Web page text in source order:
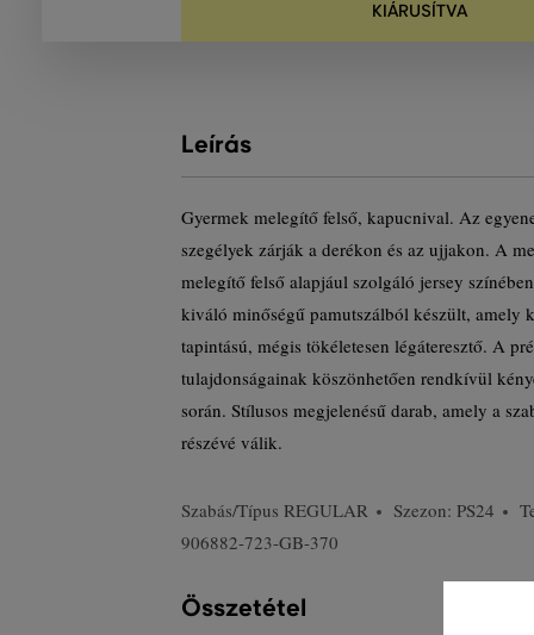
KIÁRUSÍTVA
Leírás
Gyermek melegítő felső, kapucnival. Az
szegélyek zárják a derékon és az ujjakon. A
melegítő felső alapjául szolgáló jersey
kiváló minőségű pamutszálból készült, amely
tapintású, mégis tökéletesen légáteresztő. A
tulajdonságainak köszönhetően rendkívül
során. Stílusos megjelenésű darab, amely a
részévé válik.
Szabás/Típus REGULAR Szezon: PS24
906882-723-GB-370
Összetétel